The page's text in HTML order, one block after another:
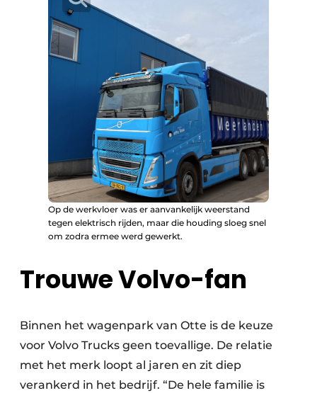
Op de werkvloer was er aanvankelijk weerstand
tegen elektrisch rijden, maar die houding sloeg snel
om zodra ermee werd gewerkt.
Trouwe Volvo-fan
Binnen het wagenpark van Otte is de keuze
voor Volvo Trucks geen toevallige. De relatie
met het merk loopt al jaren en zit diep
verankerd in het bedrijf. “De hele familie is